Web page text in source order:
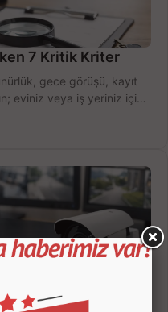
7 Kritik Kriter
gece görüşü, kayıt
eviniz veya iş yeriniz için